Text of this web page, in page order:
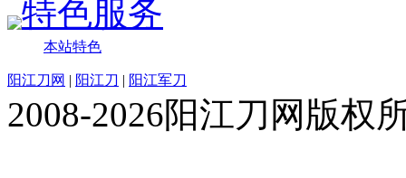
特色服务
本站特色
阳江刀网 | 阳江刀 | 阳江军刀
2008-2026阳江刀网版权